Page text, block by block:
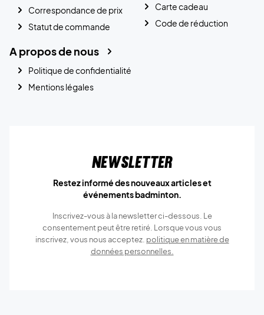
Correspondance de prix
Statut de commande
Carte cadeau
Code de réduction
A propos de nous
Politique de confidentialité
Mentions légales
Newsletter
Restez informé des nouveaux articles et
événements badminton.
Inscrivez-vous à la newsletter ci-dessous. Le
consentement peut être retiré. Lorsque vous vous
inscrivez, vous nous acceptez. politique en matière de
données personnelles.